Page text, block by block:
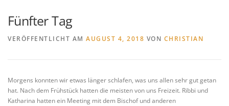
KONTAKT DATENSCHUTZERKLÄRUNG
Fünfter Tag
VERÖFFENTLICHT AM AUGUST 4, 2018 VON CHRISTIAN
Morgens konnten wir etwas länger schlafen, was uns allen sehr gut getan
hat. Nach dem Frühstück hatten die meisten von uns Freizeit. Ribbi und
Katharina hatten ein Meeting mit dem Bischof und anderen